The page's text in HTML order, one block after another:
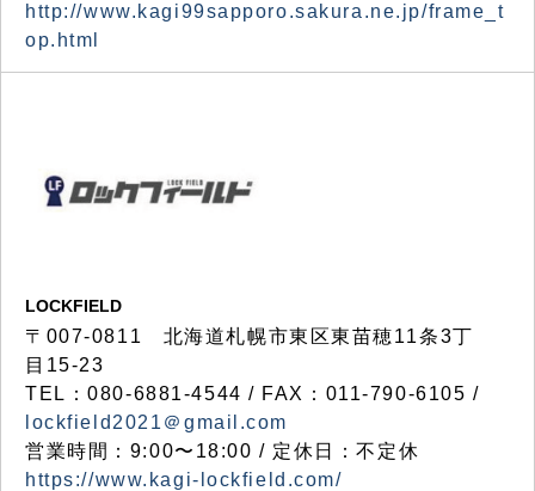
http://www.kagi99sapporo.sakura.ne.jp/frame_t
op.html
LOCKFIELD
〒007-0811 北海道札幌市東区東苗穂11条3丁
目15-23
TEL：080-6881-4544 / FAX：011-790-6105 /
lockfield2021＠gmail.com
営業時間：9:00〜18:00 / 定休日：不定休
https://www.kagi-lockfield.com/